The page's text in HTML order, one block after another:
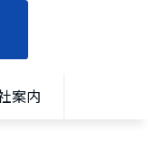
案内